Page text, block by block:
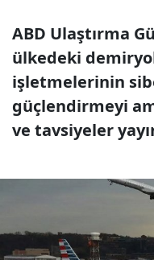
ABD Ulaştırma
ülkedeki
işletmelerinin
güçlendirmeyi
ve tavsiyeler